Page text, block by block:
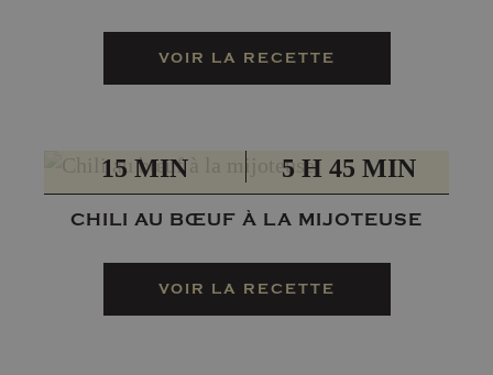
VOIR LA RECETTE
15 MIN 5 H 45 MIN
CHILI AU BŒUF À LA MIJOTEUSE
VOIR LA RECETTE